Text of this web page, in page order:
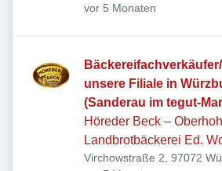
Deutschland
Veröffentlicht:
vor 5 Monaten
unsere Filiale in
(Sanderau im tegut-
Höreder Beck –
Landbrotbäckerei Ed.
Virchowstraße 2, 97072